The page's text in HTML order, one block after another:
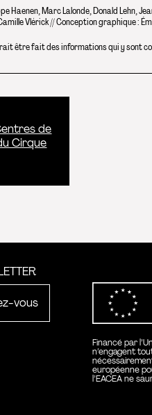
Haenen, Marc Lalonde, Donald Lehn,
Vlérick // Conception graphique :
être fait des informations qui y sont
de
Cirque
vous
Financé par
n’engagent
européenne
l’EACEA ne